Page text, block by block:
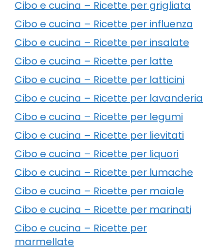
Cibo e cucina – Ricette per grigliata
Cibo e cucina – Ricette per influenza
Cibo e cucina – Ricette per insalate
Cibo e cucina – Ricette per latte
Cibo e cucina – Ricette per latticini
Cibo e cucina – Ricette per lavanderia
Cibo e cucina – Ricette per legumi
Cibo e cucina – Ricette per lievitati
Cibo e cucina – Ricette per liquori
Cibo e cucina – Ricette per lumache
Cibo e cucina – Ricette per maiale
Cibo e cucina – Ricette per marinati
Cibo e cucina – Ricette per
marmellate